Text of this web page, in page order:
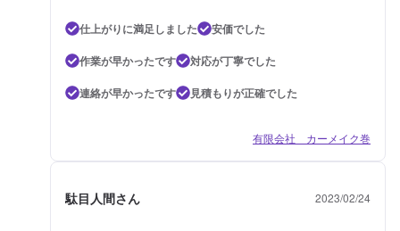
仕上がりに満足しました
安価でした
作業が早かったです
対応が丁寧でした
連絡が早かったです
見積もりが正確でした
有限会社 カーメイク巻
駄目人間さん 2023/02/24